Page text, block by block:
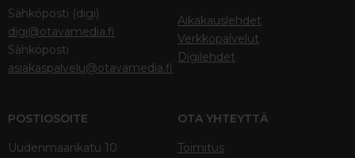
Sähköposti (digi)
digi@otavamedia.fi
Sähköposti
asiakaspalvelu@otavamedia.fi
Aikakauslehdet
Verkkopalvelut
Digilehdet
POSTIOSOITE
Uudenmaankatu 10
OTA YHTEYTTÄ
Toimitus